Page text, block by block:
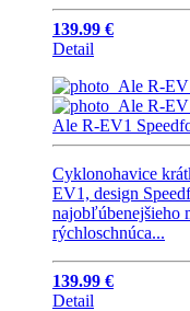
139.99 €
Detail
Ale R-EV1
Cyklonohavice
EV1, design
najobľúbenejšieho
rýchloschnúca...
139.99 €
Detail